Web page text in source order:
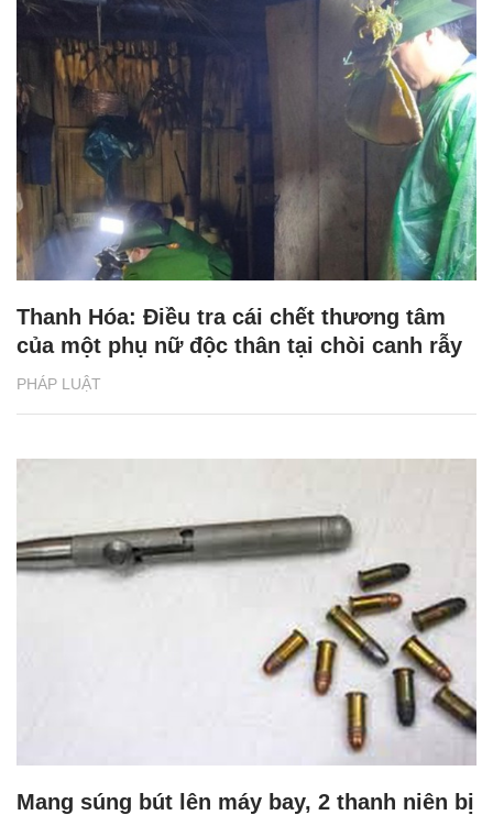
PHÁP LUẬT
Thanh Hóa: Điều tra cái chết thương tâm
của một phụ nữ độc thân tại chòi canh rẫy
Mang súng bút lên máy bay, 2 thanh niên bị